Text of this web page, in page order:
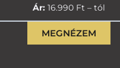
Ár: 16.990 Ft – tól
MEGNÉZEM